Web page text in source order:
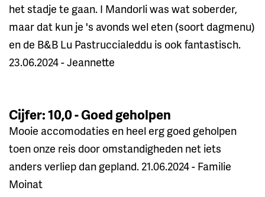
het stadje te gaan. I Mandorli was wat soberder,
maar dat kun je 's avonds wel eten (soort dagmenu)
en de B&B Lu Pastruccialeddu is ook fantastisch.
23.06.2024 - Jeannette
Cijfer: 10,0 - Goed geholpen
Mooie accomodaties en heel erg goed geholpen
toen onze reis door omstandigheden net iets
anders verliep dan gepland. 21.06.2024 - Familie
Moinat